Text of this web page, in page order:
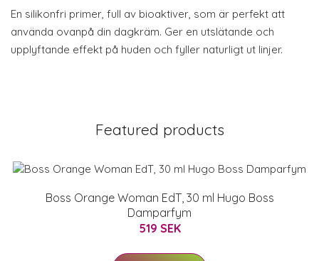
En silikonfri primer, full av bioaktiver, som är perfekt att
använda ovanpå din dagkräm. Ger en utslätande och
upplyftande effekt på huden och fyller naturligt ut linjer.
Featured products
Boss Orange Woman EdT, 30 ml Hugo Boss
Damparfym
519 SEK